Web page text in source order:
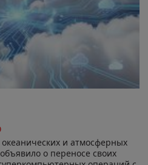
и атмосферных
о переносе своих